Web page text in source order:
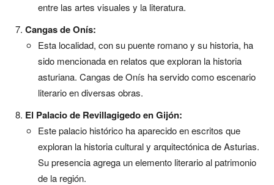
entre las artes visuales y la literatura.
Cangas de Onís:
Esta localidad, con su puente romano y su historia, ha
sido mencionada en relatos que exploran la historia
asturiana. Cangas de Onís ha servido como escenario
literario en diversas obras.
El Palacio de Revillagigedo en Gijón:
Este palacio histórico ha aparecido en escritos que
exploran la historia cultural y arquitectónica de Asturias.
Su presencia agrega un elemento literario al patrimonio
de la región.